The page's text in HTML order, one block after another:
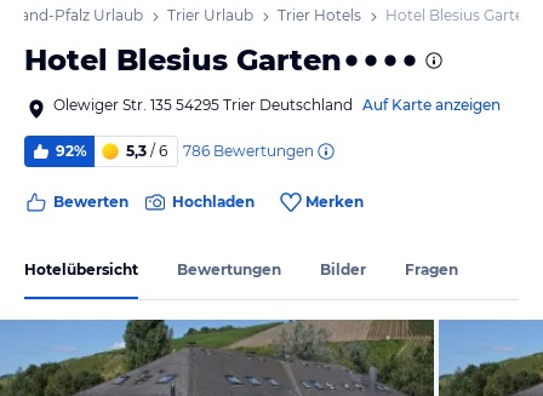
Pfalz Urlaub Trier Urlaub Trier Hotels Hotel Blesius Garten
Hotel Blesius Garten
Olewiger Str. 135 54295 Trier Deutschland Auf Karte anzeigen
92% 5,3 / 6 786 Bewertungen
Bewerten Hochladen Merken
Hotelübersicht Bewertungen Bilder Fragen